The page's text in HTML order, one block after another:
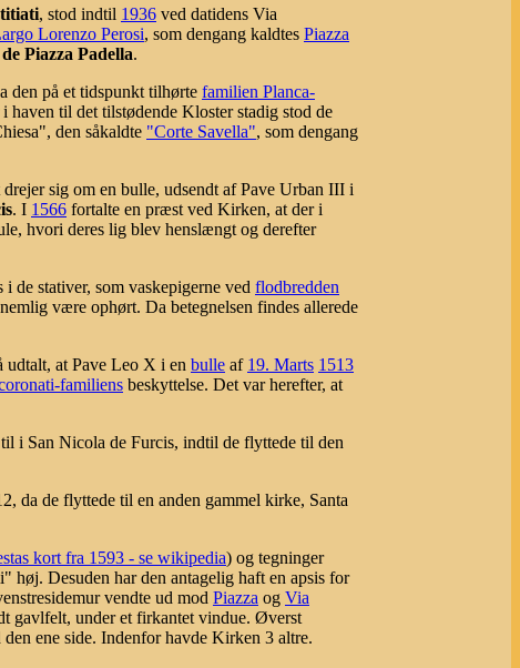
, stod indtil 1936 ved datidens Via
Lorenzo Perosi, som dengang kaldtes Piazza
Piazza Padella.
den på et tidspunkt tilhørte familien Planca-
i haven til det tilstødende Kloster stadig stod de
den såkaldte "Corte Savella", som dengang
sig om en bulle, udsendt af Pave Urban III i
. I 1566 fortalte en præst ved Kirken, at der i
hvori deres lig blev henslængt og derefter
de stativer, som vaskepigerne ved flodbredden
være ophørt. Da betegnelsen findes allerede
udtalt, at Pave Leo X i en bulle af 19. Marts 1513
familiens beskyttelse. Det var herefter, at
i San Nicola de Furcis, indtil de flyttede til den
da de flyttede til en anden gammel kirke, Santa
kort fra 1593 - se wikipedia) og tegninger
Desuden har den antagelig haft en apsis for
vendte ud mod Piazza og Via
gavlfelt, under et firkantet vindue. Øverst
ene side. Indenfor havde Kirken 3 altre.